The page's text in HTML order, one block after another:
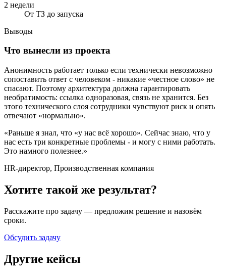
2 недели
От ТЗ до запуска
Выводы
Что вынесли из проекта
Анонимность работает только если технически невозможно
сопоставить ответ с человеком - никакие «честное слово» не
спасают. Поэтому архитектура должна гарантировать
необратимость: ссылка одноразовая, связь не хранится. Без
этого технического слоя сотрудники чувствуют риск и опять
отвечают «нормально».
«Раньше я знал, что «у нас всё хорошо». Сейчас знаю, что у
нас есть три конкретные проблемы - и могу с ними работать.
Это намного полезнее.»
HR-директор, Производственная компания
Хотите такой же результат?
Расскажите про задачу — предложим решение и назовём
сроки.
Обсудить задачу
Другие кейсы